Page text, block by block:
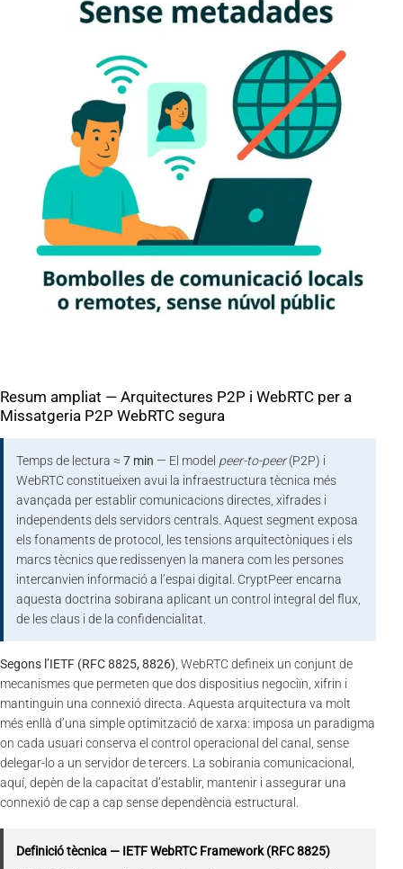
Resum ampliat — Arquitectures P2P i WebRTC per a
Missatgeria P2P WebRTC segura
Temps de lectura ≈7 min — El model peer-to-peer(P2P) i
WebRTC constitueixen avui la infraestructura tècnica més
avançada per establir comunicacions directes, xifrades i
independents dels servidors centrals. Aquest segment exposa
els fonaments de protocol, les tensions arquitectòniques i els
marcs tècnics que redissenyen la manera com les persones
intercanvien informació a l’espai digital. CryptPeer encarna
aquesta doctrina sobirana aplicant un control integral del flux,
de les claus i de la confidencialitat.
Segons l’IETF (RFC 8825, 8826) , WebRTC defineix un conjunt de
mecanismes que permeten que dos dispositius negociïn, xifrin i
mantinguin una connexió directa. Aquesta arquitectura va molt
més enllà d’una simple optimització de xarxa: imposa un paradigma
on cada usuari conserva el control operacional del canal, sense
delegar-lo a un servidor de tercers. La sobirania comunicacional,
aquí, depèn de la capacitat d’establir, mantenir i assegurar una
connexió de cap a cap sense dependència estructural.
Definició tècnica — IETF WebRTC Framework (RFC 8825)